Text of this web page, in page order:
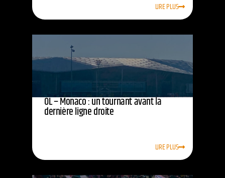
LIRE PLUS
OL – Monaco : un tournant avant la
dernière ligne droite
LIRE PLUS